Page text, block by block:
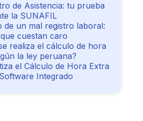
de Asistencia: tu prueba
la SUNAFIL
de un mal registro laboral:
cuestan caro
realiza el cálculo de hora
la ley peruana?
el Cálculo de Hora Extra
Integrado